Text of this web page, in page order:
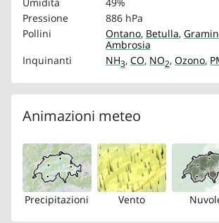
Pressione
886 hPa
Pollini
Ontano, Betulla,
Ambrosia
Inquinanti
NH3, CO, NO2, Ozono,
Animazioni meteo
Precipitazioni Vento